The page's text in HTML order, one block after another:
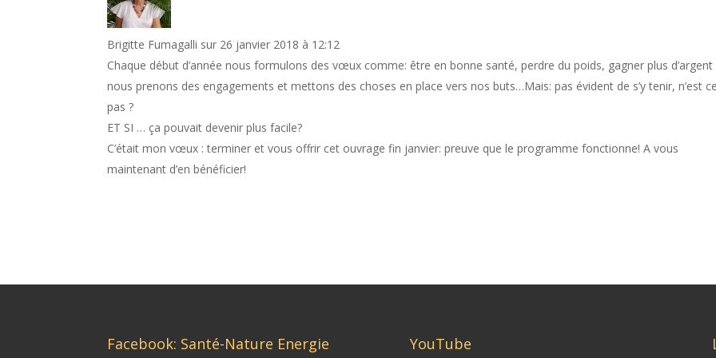
Brigitte Fumagalli sur 26 janvier 2018 à 12:12
Chaque début d’année nous formulons des vœux comme: être en bonne santé, perdre du poids, gagner plus
nous prenons des engagements et mettons des choses en place vers nos buts…Mais: pas évident de s’y tenir, n’est ce
pas ?
ET SI … ça pouvait devenir plus facile?
C’était mon vœux : terminer et vous offrir cet ouvrage fin janvier: preuve que le programme fonctionne! A vous
maintenant d’en bénéficier!
Facebook: Santé-Nature Energie YouTube